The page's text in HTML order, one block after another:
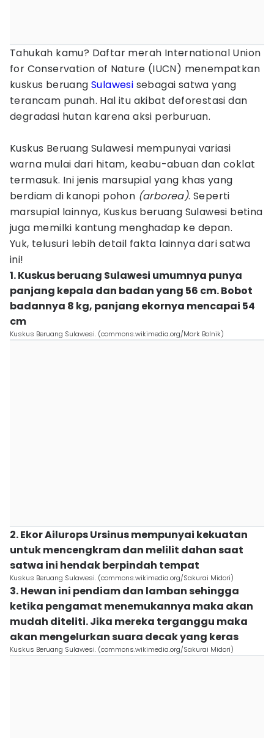
Tahukah kamu? Daftar merah International Union
for Conservation of Nature (IUCN) menempatkan
kuskus beruang Sulawesi sebagai satwa yang
terancam punah. Hal itu akibat deforestasi dan
degradasi hutan karena aksi perburuan.
Kuskus Beruang Sulawesi mempunyai variasi
warna mulai dari hitam, keabu-abuan dan coklat
termasuk. Ini jenis marsupial yang khas yang
berdiam di kanopi pohon (arborea). Seperti
marsupial lainnya, Kuskus beruang Sulawesi betina
juga memilki kantung menghadap ke depan.
Yuk, telusuri lebih detail fakta lainnya dari satwa
ini!
1. Kuskus beruang Sulawesi umumnya punya
panjang kepala dan badan yang 56 cm. Bobot
badannya 8 kg, panjang ekornya mencapai 54
cm
Kuskus Beruang Sulawesi. (commons.wikimedia.org/Mark Bolnik)
2. Ekor Ailurops Ursinus mempunyai kekuatan
untuk mencengkram dan melilit dahan saat
satwa ini hendak berpindah tempat
Kuskus Beruang Sulawesi. (commons.wikimedia.org/Sakurai Midori)
3. Hewan ini pendiam dan lamban sehingga
ketika pengamat menemukannya maka akan
mudah diteliti. Jika mereka terganggu maka
akan mengelurkan suara decak yang keras
Kuskus Beruang Sulawesi. (commons.wikimedia.org/Sakurai Midori)